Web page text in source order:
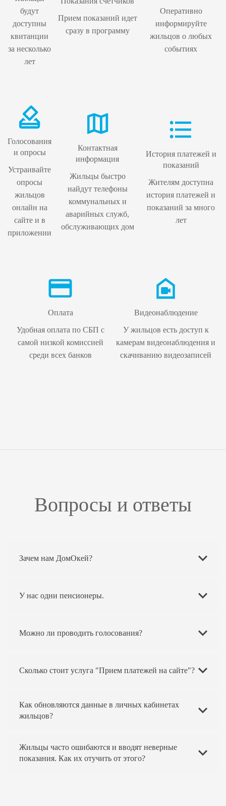
будут
доступны
квитанции
за несколько
лет
Прием показаний идет
сразу в программу
Оперативно
информируйте
жильцов о любых
событиях
Голосования
и опросы
Устраивайте
опросы
жильцов
онлайн на
сайте и в
приложении
Контактная
информация
Жильцы быстро
найдут телефоны
коммунальных и
аварийных служб,
обслуживающих дом
История платежей и
показаний
Жителям доступна
история платежей и
показаний за много
лет
Оплата
Удобная оплата по СБП с
самой низкой комиссией
среди всех банков
Видеонаблюдение
У жильцов есть доступ к
камерам видеонаблюдения и
скачиванию видеозаписей
Вопросы и ответы
Зачем нам ДомОкей?
У нас одни пенсионеры.
Можно ли проводить голосования?
Сколько стоит услуга "Прием платежей на сайте"?
Как обновляются данные в личных кабинетах
жильцов?
Жильцы часто ошибаются и вводят неверные
показания. Как их отучить от этого?